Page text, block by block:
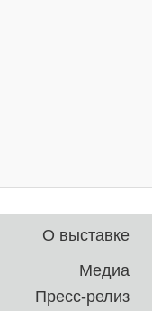
О выставке
Медиа
Пресс-релиз